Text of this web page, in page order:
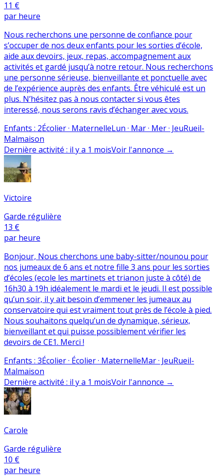
11 €
par heure
Nous recherchons une personne de confiance pour
s’occuper de nos deux enfants pour les sorties d’école,
aide aux devoirs, jeux, repas, accompagnement aux
activités et gardé jusqu’à notre retour. Nous recherchons
une personne sérieuse, bienveillante et ponctuelle avec
de l’expérience auprès des enfants. Être véhiculé est un
plus. N’hésitez pas à nous contacter si vous êtes
interessé, nous serons ravis d’échanger avec vous.
Enfants : 2Écolier · MaternelleLun · Mar · Mer · JeuRueil-
Malmaison
Dernière activité : il y a 1 moisVoir l'annonce →
Victoire
Garde régulière
13 €
par heure
Bonjour, Nous cherchons une baby-sitter/nounou pour
nos jumeaux de 6 ans et notre fille 3 ans pour les sorties
d’écoles (ecole les martinets et trianon juste à côté) de
16h30 à 19h idéalement le mardi et le jeudi. Il est possible
qu’un soir, il y ait besoin d’emmener les jumeaux au
conservatoire qui est vraiment tout près de l’école à pied.
Nous souhaitons quelqu’un de dynamique, sérieux,
bienveillant et qui puisse possiblement vérifier les
devoirs de CE1. Merci !
Enfants : 3Écolier · Écolier · MaternelleMar · JeuRueil-
Malmaison
Dernière activité : il y a 1 moisVoir l'annonce →
Carole
Garde régulière
10 €
par heure